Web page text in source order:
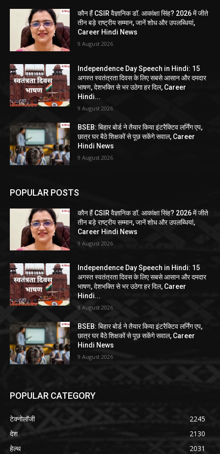
कौन हैं CSIR वैज्ञानिक डॉ. आकांक्षा सिंह? 2026 में जीते
तीन बड़े राष्ट्रीय सम्मान, जानें शोध और उपलब्धियां,
Career Hindi News
9 August 2026
Independence Day Speech in Hindi: 15
अगस्त स्वतंत्रता दिवस के लिए सबसे आसान और दमदार
भाषण, देशभक्ति से भर उठेगा हर दिल, Career
Hindi...
9 August 2026
BSEB: बिहार बोर्ड ने तैयार किया इंटरैक्टिव लर्निंग एप,
छात्र घर बैठे शिक्षकों से पूछ सकेंगे सवाल, Career
Hindi News
9 August 2026
POPULAR POSTS
कौन हैं CSIR वैज्ञानिक डॉ. आकांक्षा सिंह? 2026 में जीते
तीन बड़े राष्ट्रीय सम्मान, जानें शोध और उपलब्धियां,
Career Hindi News
9 August 2026
Independence Day Speech in Hindi: 15
अगस्त स्वतंत्रता दिवस के लिए सबसे आसान और दमदार
भाषण, देशभक्ति से भर उठेगा हर दिल, Career
Hindi...
9 August 2026
BSEB: बिहार बोर्ड ने तैयार किया इंटरैक्टिव लर्निंग एप,
छात्र घर बैठे शिक्षकों से पूछ सकेंगे सवाल, Career
Hindi News
9 August 2026
POPULAR CATEGORY
टेक्नोलॉजी
2245
देश
2130
हेल्थ
2031